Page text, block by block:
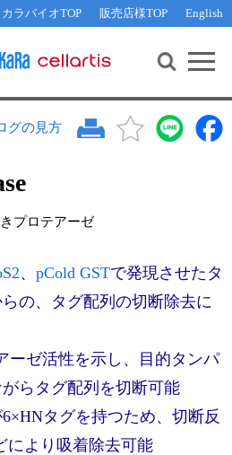
カラバイオTOP 販売店様TOP English
ご相談
断サイトの検索
ー設計
カレーター法）
法）
配列ダウンロード
ド
問い合わせ WEB会員登録
グの見方
プロテアーゼ
、 pCold GSTで発現させたタ
の、タグ配列の切断除去に
ーゼ活性を示し、目的タンパ
らタグ配列を切断可能
タグを持つため、切断反
により吸着除去可能